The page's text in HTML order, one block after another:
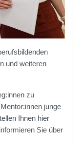
und weiteren
zu
junge
Ihnen hier
Sie über